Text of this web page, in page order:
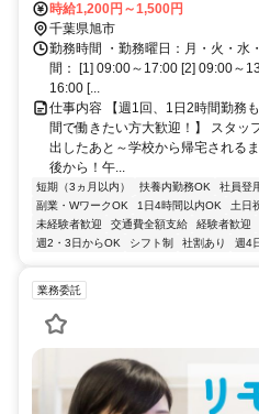
時給1,200円～1,500円
千葉県旭市
勤務時間 ・勤務曜日：月・火・水
間： [1] 09:00～17:00 [2] 09:00～
16:00 [...
仕事内容 【週1回、1日2時間勤務
間で働きたい方大歓迎！】 スタッ
出したあと～学校から帰宅される
後から！午...
短期（3ヵ月以内） 扶養内勤務OK 社員登
副業・WワークOK
1日4時間以内OK 土日
未経験者歓迎
交通費全額支給 経験者歓迎
週2・3日からOK
シフト制 社割あり 週4
業務委託